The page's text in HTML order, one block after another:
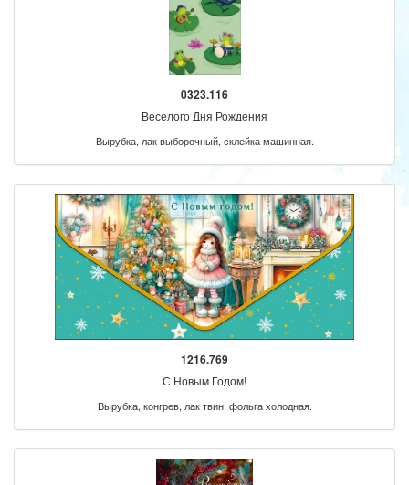
0323.116
Веселого Дня Рождения
Вырубка, лак выборочный, склейка машинная.
1216.769
С Новым Годом!
Вырубка, конгрев, лак твин, фольга холодная.